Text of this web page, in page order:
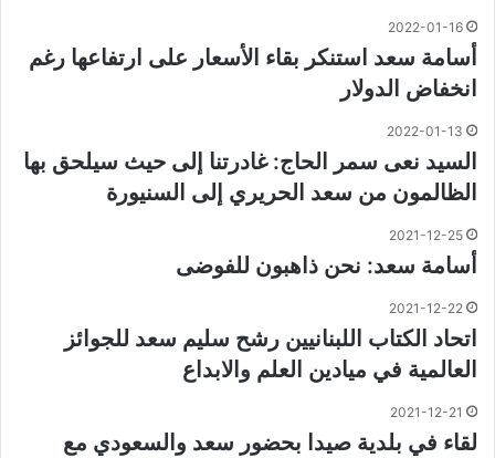
2022-01-16
أسامة سعد استنكر بقاء الأسعار على ارتفاعها رغم
انخفاض الدولار
2022-01-13
السيد نعى سمر الحاج: غادرتنا إلى حيث سيلحق بها
الظالمون من سعد الحريري إلى السنيورة
2021-12-25
أسامة سعد: نحن ذاهبون للفوضى
2021-12-22
اتحاد الكتاب اللبنانيين رشح سليم سعد للجوائز
العالمية في ميادين العلم والابداع
2021-12-21
لقاء في بلدية صيدا بحضور سعد والسعودي مع